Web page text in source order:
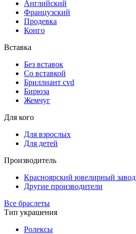
Английский
Французский
Продевка
Конго
Вставка
Без вставок
Со вставкой
Бриллиант cvd
Бирюза
Жемчуг
Для кого
Для взрослых
Для детей
Производитель
Красноярский ювелирный завод
Другие производители
Все браслеты
Тип украшения
Ролексы